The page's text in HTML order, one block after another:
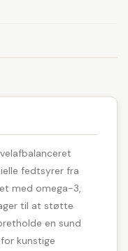
fedtsyrer fra
med omega-3,
til at støtte
en sund
kunstige